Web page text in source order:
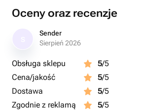
событий.
Закажите этот торт, чтобы добавить
вашему празднику!
Oceny oraz recenzje
Sender
Sierpień 2026
Obsługa sklepu 5/5
Cena/jakość
5/5
Dostawa
5/5
Zgodnie z reklamą
5/5